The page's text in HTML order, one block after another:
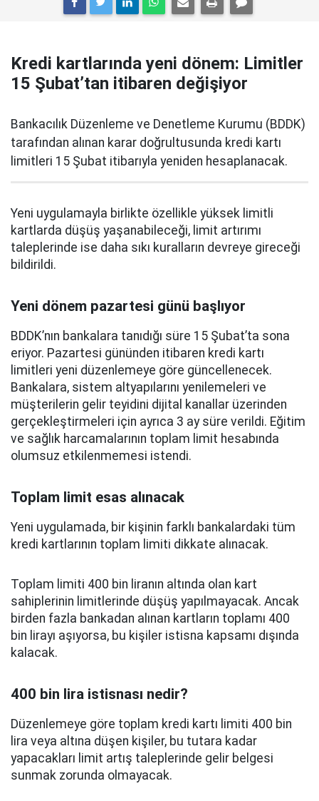
Kredi kartlarında yeni dönem: Limitler
15 Şubat’tan itibaren değişiyor
Bankacılık Düzenleme ve Denetleme Kurumu (BDDK)
tarafından alınan karar doğrultusunda kredi kartı
limitleri 15 Şubat itibarıyla yeniden hesaplanacak.
Yeni uygulamayla birlikte özellikle yüksek limitli
kartlarda düşüş yaşanabileceği, limit artırımı
taleplerinde ise daha sıkı kuralların devreye gireceği
bildirildi.
Yeni dönem pazartesi günü başlıyor
BDDK’nın bankalara tanıdığı süre 15 Şubat’ta sona
eriyor. Pazartesi gününden itibaren kredi kartı
limitleri yeni düzenlemeye göre güncellenecek.
Bankalara, sistem altyapılarını yenilemeleri ve
müşterilerin gelir teyidini dijital kanallar üzerinden
gerçekleştirmeleri için ayrıca 3 ay süre verildi. Eğitim
ve sağlık harcamalarının toplam limit hesabında
olumsuz etkilenmemesi istendi.
Toplam limit esas alınacak
Yeni uygulamada, bir kişinin farklı bankalardaki tüm
kredi kartlarının toplam limiti dikkate alınacak.
Toplam limiti 400 bin liranın altında olan kart
sahiplerinin limitlerinde düşüş yapılmayacak. Ancak
birden fazla bankadan alınan kartların toplamı 400
bin lirayı aşıyorsa, bu kişiler istisna kapsamı dışında
kalacak.
400 bin lira istisnası nedir?
Düzenlemeye göre toplam kredi kartı limiti 400 bin
lira veya altına düşen kişiler, bu tutara kadar
yapacakları limit artış taleplerinde gelir belgesi
sunmak zorunda olmayacak.